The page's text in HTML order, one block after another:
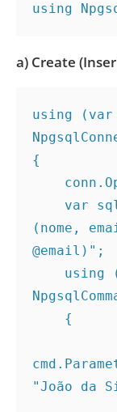
using
a) Create
using (var
{
(nome,
@email)";
    {
"João da